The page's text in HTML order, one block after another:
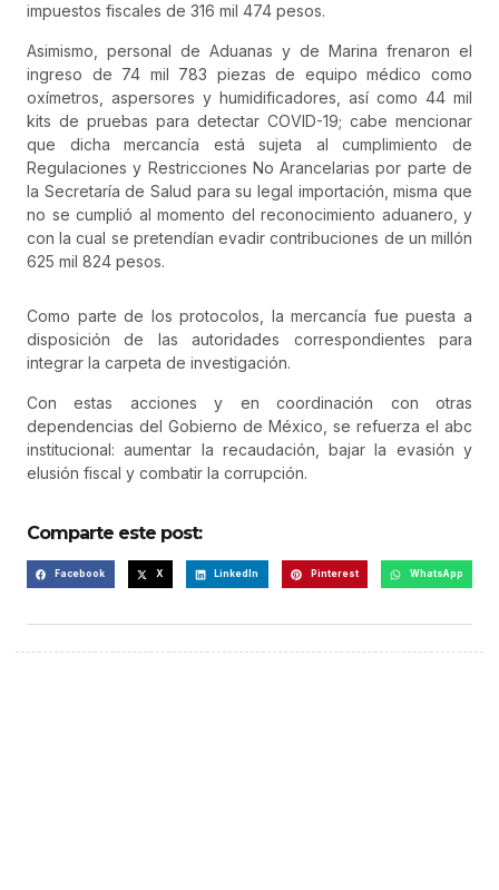
impuestos fiscales de 316 mil 474 pesos.
Asimismo, personal de Aduanas y de Marina frenaron el
ingreso de 74 mil 783 piezas de equipo médico como
oxímetros, aspersores y humidificadores, así como 44 mil
kits de pruebas para detectar COVID-19; cabe mencionar
que dicha mercancía está sujeta al cumplimiento de
Regulaciones y Restricciones No Arancelarias por parte de
la Secretaría de Salud para su legal importación, misma que
no se cumplió al momento del reconocimiento aduanero, y
con la cual se pretendían evadir contribuciones de un millón
625 mil 824 pesos.
Como parte de los protocolos, la mercancía fue puesta a
disposición de las autoridades correspondientes para
integrar la carpeta de investigación.
Con estas acciones y en coordinación con otras
dependencias del Gobierno de México, se refuerza el abc
institucional: aumentar la recaudación, bajar la evasión y
elusión fiscal y combatir la corrupción.
Comparte este post:
Facebook X LinkedIn Pinterest WhatsApp